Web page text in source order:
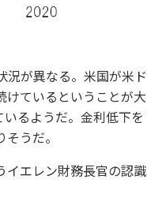
況が異なる。米国が米ド
けているということが大
るようだ。金利低下を
うだ。
イエレン財務長官の認識